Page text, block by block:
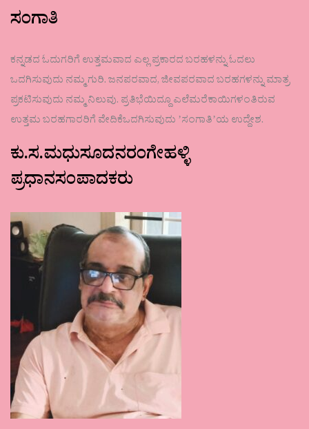
ಸಂಗಾತಿ
ಕನ್ನಡದ ಓದುಗರಿಗೆ ಉತ್ತಮವಾದ ಎಲ್ಲ ಪ್ರಕಾರದ ಬರಹಳನ್ನು ಓದಲು
ಒದಗಿಸುವುದು ನಮ್ಮ ಗುರಿ. ಜನಪರವಾದ, ಜೀವಪರವಾದ ಬರಹಗಳನ್ನು ಮಾತ್ರ
ಪ್ರಕಟಿಸುವುದು ನಮ್ಮ ನಿಲುವು. ಪ್ರತಿಭೆಯಿದ್ದೂ ಎಲೆಮರೆಕಾಯಿಗಳಂತಿರುವ
ಉತ್ತಮ ಬರಹಗಾರರಿಗೆ ವೇದಿಕೆಒದಗಿಸುವುದು ʼಸಂಗಾತಿʼಯ ಉದ್ದೇಶ.
ಕು.ಸ.ಮಧುಸೂದನರಂಗೇಹಳ್ಳಿ
ಪ್ರಧಾನಸಂಪಾದಕರು